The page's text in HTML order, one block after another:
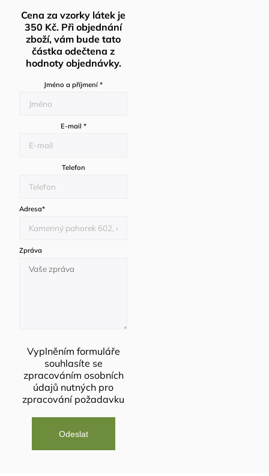
Cena za vzorky látek je
350 Kč. Při objednání
zboží, vám bude tato
částka odečtena z
hodnoty objednávky.
Jméno a příjmení *
E-mail *
Telefon
Adresa*
Zpráva
Vyplněním formuláře
souhlasíte se
zpracováním osobních
údajů nutných pro
zpracování požadavku